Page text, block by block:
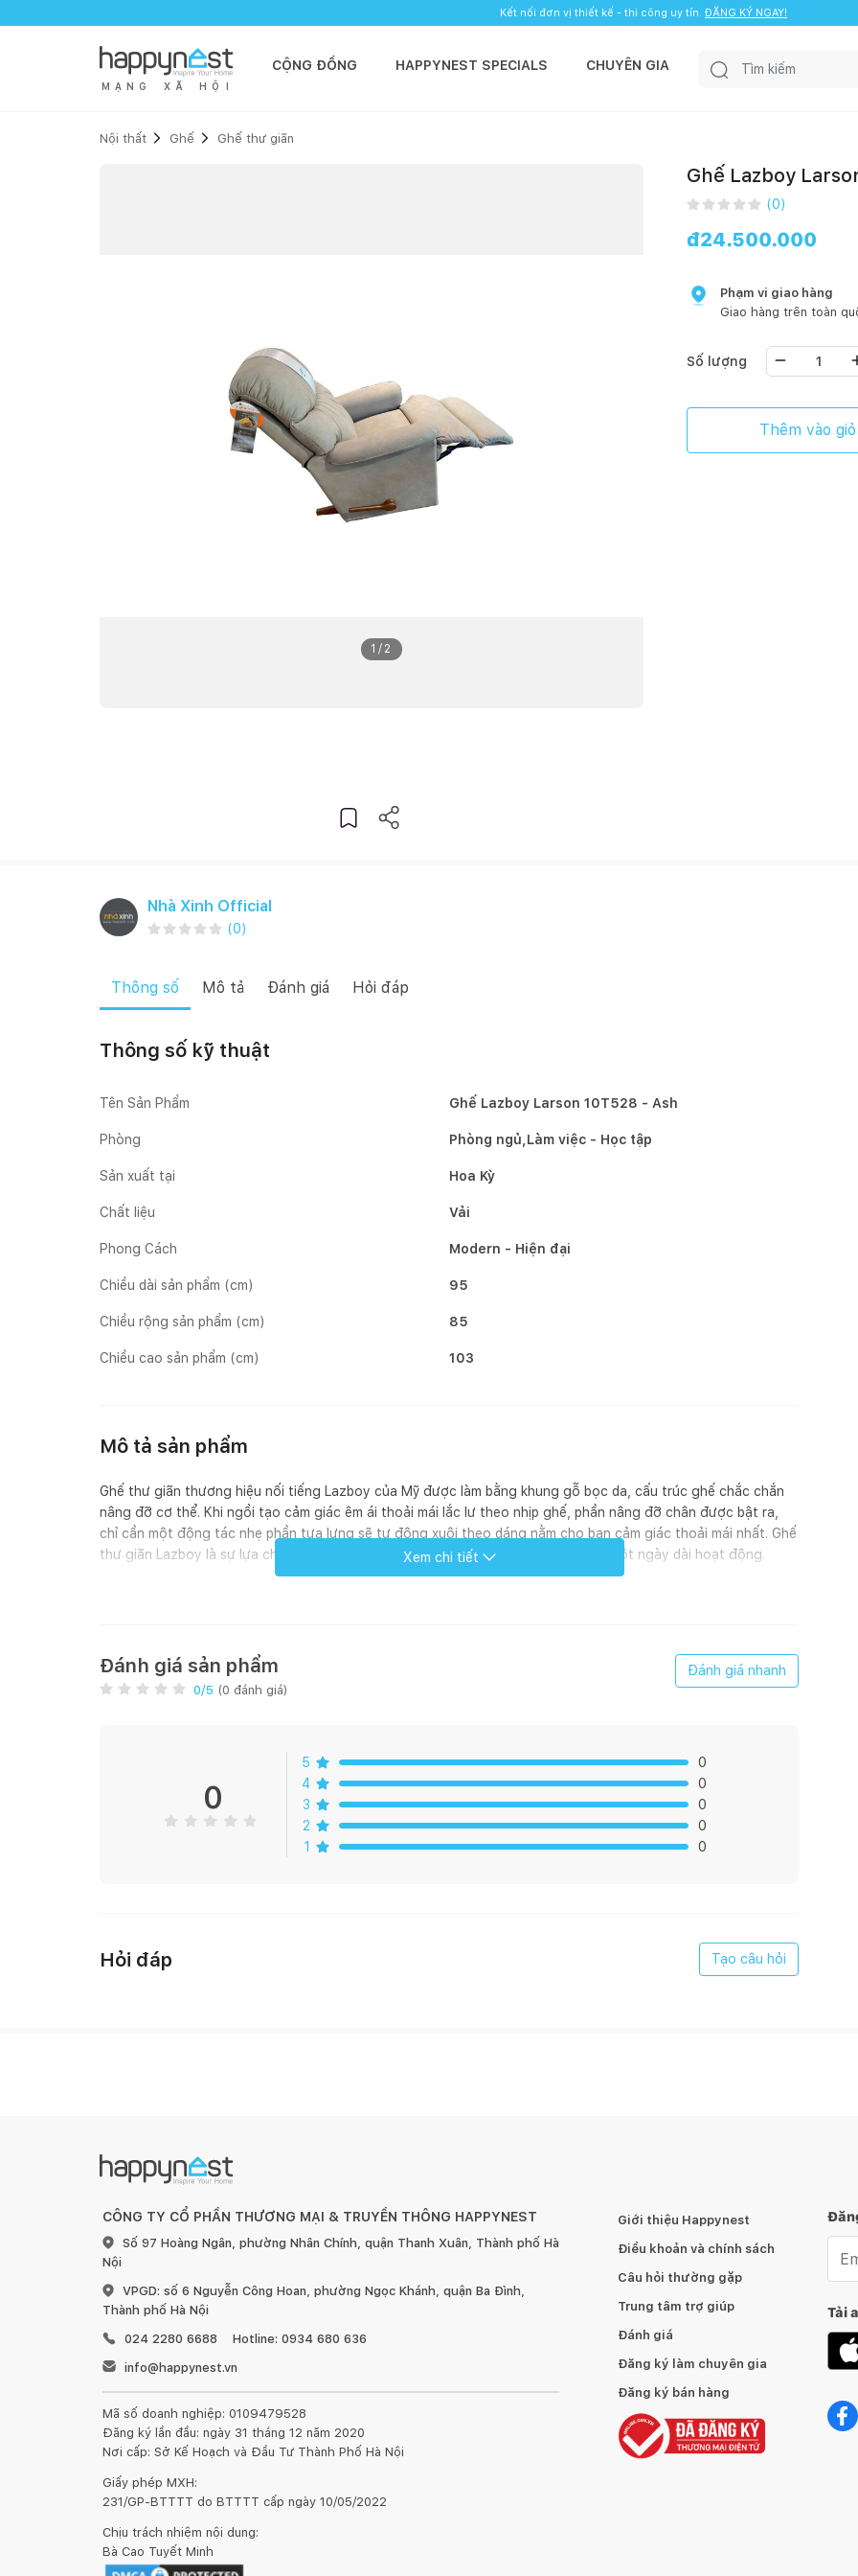
Kết nối đơn vị thiết kế - thi công uy tín. ĐĂNG KÝ NGAY!
M Ạ N G X Ã H Ộ I
CỘNG ĐỒNG HAPPYNEST SPECIALS CHUYÊN GIA
Nội thất Ghế Ghế thư giãn
1 / 2
Ghế Lazboy
(0)
đ24.500.000
Phạm vi giao hàng
Giao hàng trên toàn
Số lượng
Thêm vào giỏ
Nhà Xinh Official
(0)
Thông số Mô tả Đánh giá Hỏi đáp
Thông số kỹ thuật
Tên Sản Phẩm Ghế Lazboy Larson 10T528 - Ash
Phòng Phòng ngủ,Làm việc - Học tập
Sản xuất tại Hoa Kỳ
Chất liệu Vải
Phong Cách Modern - Hiện đại
Chiều dài sản phẩm (cm) 95
Chiều rộng sản phẩm (cm) 85
Chiều cao sản phẩm (cm) 103
Mô tả sản phẩm
Ghế thư giãn thương hiệu nối tiếng Lazboy của Mỹ được làm bằng khung gỗ bọc da, cấu trúc ghế chắc chắn
nâng đỡ cơ thể. Khi ngồi tạo cảm giác êm ái thoải mái lắc lư theo nhịp ghế, phần nâng đỡ chân được bật ra,
chỉ cần một động tác nhẹ phần tựa lưng sẽ tự động xuôi theo dáng nằm cho bạn cảm giác thoải mái nhất. Ghế
thư giãn Lazboy là sự lựa chọn tuyệt vời nhất cho những phút giây thư giãn sau một ngày dài hoạt động.
(nếu có) sau khi nhận được đơn hàng từ Khách hàng.
Xem chi tiết
Đánh giá sản phẩm
0/5 (0 đánh giá)
Đánh giá nhanh
0
5
0
4
0
3
0
2
0
1
0
Hỏi đáp Tạo câu hỏi
CÔNG TY CỔ PHẦN THƯƠNG MẠI & TRUYỀN THÔNG HAPPYNEST
Số 97 Hoàng Ngân, phường Nhân Chính, quận Thanh Xuân, Thành phố Hà
Nội
VPGD: số 6 Nguyễn Công Hoan, phường Ngọc Khánh, quận Ba Đình,
Thành phố Hà Nội
024 2280 6688
Hotline: 0934 680 636
info@happynest.vn
Mã số doanh nghiệp: 0109479528
Đăng ký lần đầu: ngày 31 tháng 12 năm 2020
Nơi cấp: Sở Kế Hoạch và Đầu Tư Thành Phố Hà Nội
Giấy phép MXH:
231/GP-BTTTT do BTTTT cấp ngày 10/05/2022
Chịu trách nhiệm nội dung:
Bà Cao Tuyết Minh
Giới thiệu Happynest
Điều khoản và chính sách
Câu hỏi thường gặp
Trung tâm trợ giúp
Đánh giá
Đăng ký làm chuyên gia
Đăng ký bán hàng
Tải